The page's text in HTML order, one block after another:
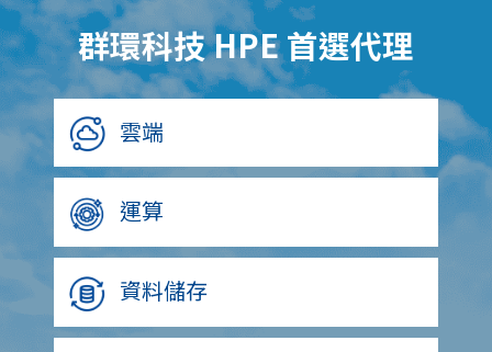
群環科技 HPE 首選代理
雲端
運算
資料儲存